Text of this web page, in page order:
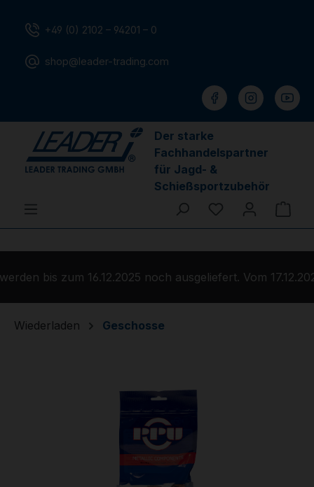
+49 (0) 2102 – 94201 – 0
shop@leader-trading.com
Der starke
Fachhandelspartner
für Jagd- &
Schießsportzubehör
Du hast 0
bis zum 16.12.2025 noch ausgeliefert. Vom
Wiederladen Geschosse